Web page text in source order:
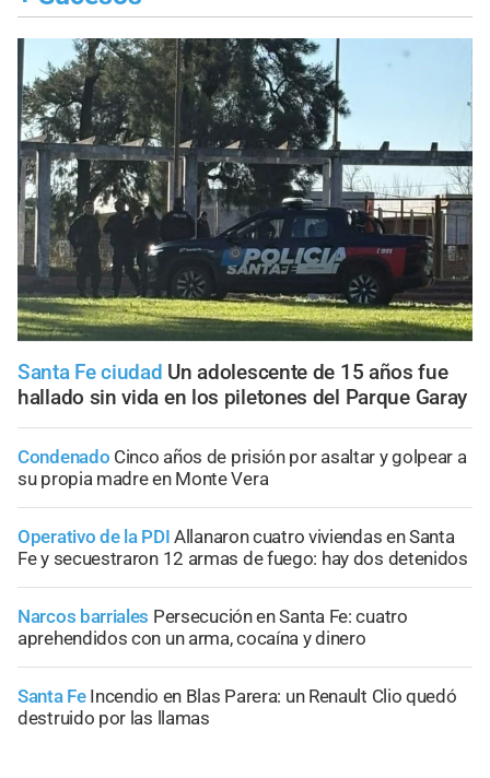
Santa Fe ciudad Un adolescente de 15 años fue
hallado sin vida en los piletones del Parque Garay
Condenado Cinco años de prisión por asaltar y golpear a
su propia madre en Monte Vera
Operativo de la PDI Allanaron cuatro viviendas en Santa
Fe y secuestraron 12 armas de fuego: hay dos detenidos
Narcos barriales Persecución en Santa Fe: cuatro
aprehendidos con un arma, cocaína y dinero
Santa Fe Incendio en Blas Parera: un Renault Clio quedó
destruido por las llamas